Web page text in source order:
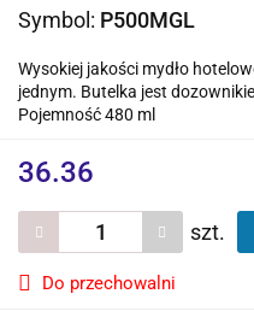
Symbol: P500MGL
Wysokiej jakości mydło
jednym. Butelka jest
Pojemność 480 ml
36.36
szt.
Do przechowalni